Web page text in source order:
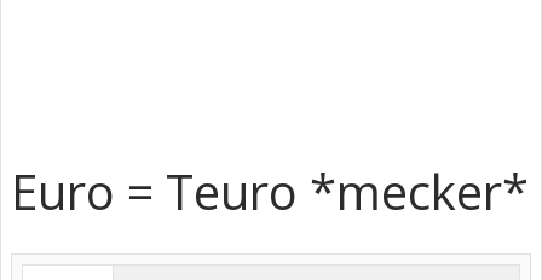
Euro = Teuro *mecker*